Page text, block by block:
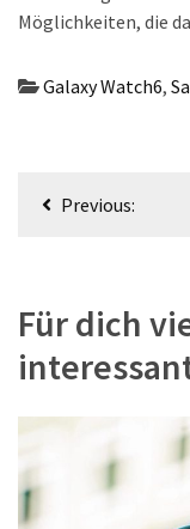
Möglichkeiten, die
Galaxy Watch6,
Previous:
Für dich